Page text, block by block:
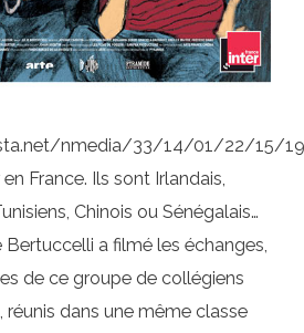
nmedia/33/14/01/22/15/
en France. Ils sont Irlandais,
Chinois ou Sénégalais…
Bertuccelli a filmé les échanges,
de ce groupe de collégiens
réunis dans une même classe